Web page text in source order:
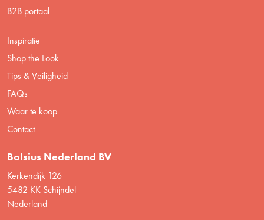
B2B portaal
Inspiratie
Shop the Look
Tips & Veiligheid
FAQs
Waar te koop
Contact
Bolsius Nederland BV
Kerkendijk 126
5482 KK Schijndel
Nederland